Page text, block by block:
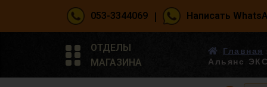
053-3344069 | Написать
ОТДЕЛЫ
МАГАЗИНА
Главная